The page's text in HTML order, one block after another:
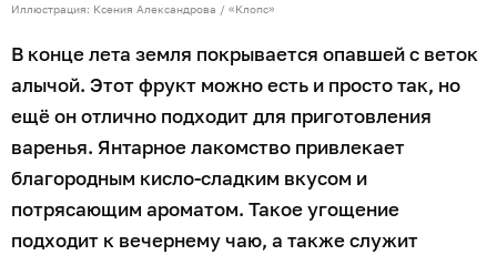
Иллюстрация: Ксения Александрова / «Клопс»
В конце лета земля покрывается опавшей с веток
алычой. Этот фрукт можно есть и просто так, но
ещё он отлично подходит для приготовления
варенья. Янтарное лакомство привлекает
благородным кисло-сладким вкусом и
потрясающим ароматом. Такое угощение
подходит к вечернему чаю, а также служит